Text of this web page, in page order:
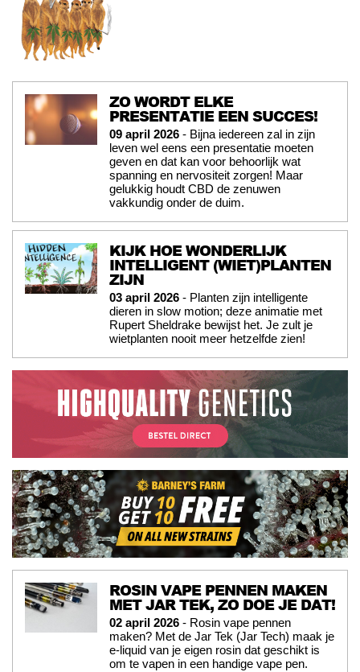
ZO WORDT ELKE
PRESENTATIE EEN SUCCES!
09 april 2026 - Bijna iedereen zal in zijn
leven wel eens een presentatie moeten
geven en dat kan voor behoorlijk wat
spanning en nervositeit zorgen! Maar
gelukkig houdt CBD de zenuwen
vakkundig onder de duim.
KIJK HOE WONDERLIJK
INTELLIGENT (WIET)PLANTEN
ZIJN
03 april 2026 - Planten zijn intelligente
dieren in slow motion; deze animatie met
Rupert Sheldrake bewijst het. Je zult je
wietplanten nooit meer hetzelfde zien!
ROSIN VAPE PENNEN MAKEN
MET JAR TEK, ZO DOE JE DAT!
02 april 2026 - Rosin vape pennen
maken? Met de Jar Tek (Jar Tech) maak je
e-liquid van je eigen rosin dat geschikt is
om te vapen in een handige vape pen.